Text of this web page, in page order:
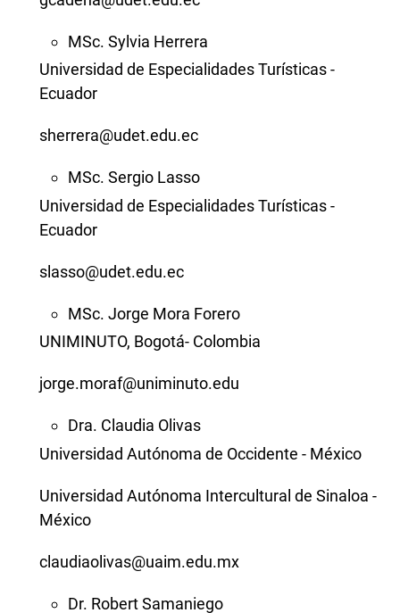
MSc. Sylvia Herrera
Universidad de Especialidades Turísticas -
Ecuador
sherrera@udet.edu.ec
MSc. Sergio Lasso
Universidad de Especialidades Turísticas -
Ecuador
slasso@udet.edu.ec
MSc. Jorge Mora Forero
UNIMINUTO, Bogotá- Colombia
jorge.moraf@uniminuto.edu
Dra. Claudia Olivas
Universidad Autónoma de Occidente - México
Universidad Autónoma Intercultural de Sinaloa -
México
claudiaolivas@uaim.edu.mx
Dr. Robert Samaniego